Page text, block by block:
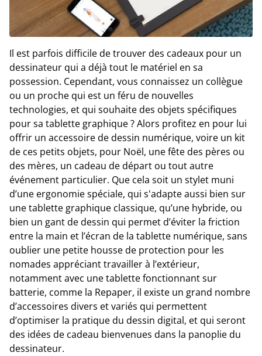
Il est parfois difficile de trouver des cadeaux pour un
dessinateur qui a déjà tout le matériel en sa
possession. Cependant, vous connaissez un collègue
ou un proche qui est un féru de nouvelles
technologies, et qui souhaite des objets spécifiques
pour sa tablette graphique ? Alors profitez en pour lui
offrir un accessoire de dessin numérique, voire un kit
de ces petits objets, pour Noël, une fête des pères ou
des mères, un cadeau de départ ou tout autre
événement particulier. Que cela soit un stylet muni
d’une ergonomie spéciale, qui s'adapte aussi bien sur
une tablette graphique classique, qu’une hybride, ou
bien un gant de dessin qui permet d’éviter la friction
entre la main et l’écran de la tablette numérique, sans
oublier une petite housse de protection pour les
nomades appréciant travailler à l’extérieur,
notamment avec une tablette fonctionnant sur
batterie, comme la Repaper, il existe un grand nombre
d’accessoires divers et variés qui permettent
d’optimiser la pratique du dessin digital, et qui seront
des idées de cadeau bienvenues dans la panoplie du
dessinateur.